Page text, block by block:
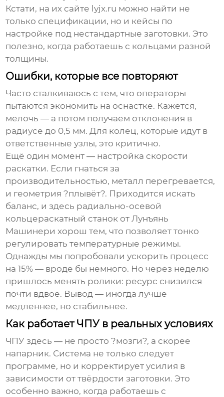
Кстати, на их сайте lyjx.ru можно найти не
только спецификации, но и кейсы по
настройке под нестандартные заготовки. Это
полезно, когда работаешь с кольцами разной
толщины.
Ошибки, которые все повторяют
Часто сталкиваюсь с тем, что операторы
пытаются экономить на оснастке. Кажется,
мелочь — а потом получаем отклонения в
радиусе до 0,5 мм. Для колец, которые идут в
ответственные узлы, это критично.
Ещё один момент — настройка скорости
раскатки. Если гнаться за
производительностью, металл перегревается,
и геометрия ?плывёт?. Приходится искать
баланс, и здесь радиально-осевой
кольцераскатный станок отЛунъянь
Машинери хорош тем, что позволяет тонко
регулировать температурные режимы.
Однажды мы попробовали ускорить процесс
на 15% — вроде бы немного. Но через неделю
пришлось менять ролики: ресурс снизился
почти вдвое. Вывод — иногда лучше
медленнее, но стабильнее.
Как работает ЧПУ в реальных условиях
ЧПУ здесь — не просто ?мозги?, а скорее
напарник. Система не только следует
программе, но и корректирует усилия в
зависимости от твёрдости заготовки. Это
особенно важно, когда работаешь с